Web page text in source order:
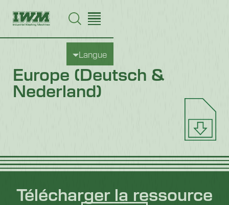
Langue
Europe (Deutsch &
Nederland)
Télécharger la ressource